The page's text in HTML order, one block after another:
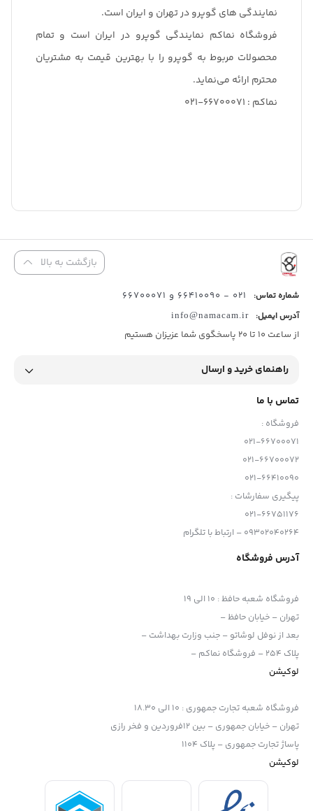
نمایندگی های گوپرو در تهران و ایران است.
فروشگاه نماکم نمایندگی گوپرو در ایران است و تمام
محصولات مربوط به گوپرو را با بهترین قیمت به مشتریان
محترم ارائه می‌نماید.
نماکم : 66700071-021
بازگشت به بالا
شماره تماس: 021 - 66410090 و 66700071
آدرس ایمیل: info@namacam.ir
از ساعت 10 تا 20 پاسخگوی شما عزیزان هستیم
راهنمای خرید و ارسال
تماس با ما
فروشگاه :
021-66700071
021-66700072
021-66410090
پیگیری سفارشات :
021-66751176
09302040264 – ارتباط با تلگرام
آدرس فروشگاه
فروشگاه شعبه حافظ: 10 الی 19
تهران – خیابان حافظ –
بعد از نوفل لوشاتو – جنب وزارت بهداشت –
پلاک 254 – فروشگاه نماکم –
لوکیشن
فروشگاه شعبه تجارت جمهوری : 10 الی 18.30
تهران – خیابان جمهوری – بین 12فروردین و فخر رازی
پاساژ تجارت جمهوری – پلاک 1104
لوکیشن